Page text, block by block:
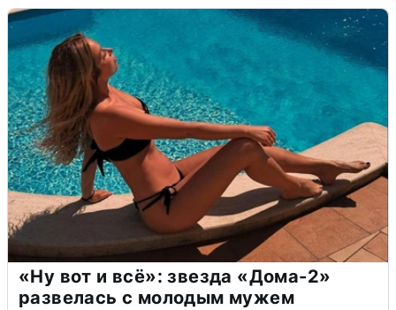
«Ну вот и всё»: звезда «Дома-2»
развелась с молодым мужем